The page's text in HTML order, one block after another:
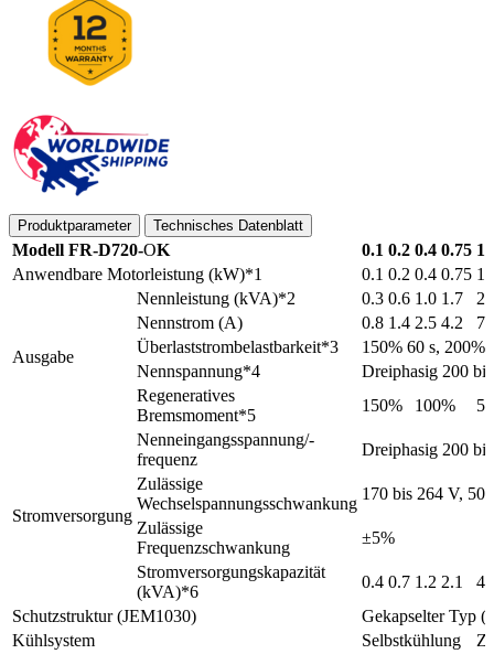
Produktparameter Technisches Datenblatt
Modell FR-D720-OK 0.1 0.2 0.4 0.75
Anwendbare Motorleistung (kW)*1
0.1 0.2 0.4 0.75
Ausgabe
Nennleistung (kVA)*2 0.3 0.6 1.0 1.7
Nennstrom (A)
0.8 1.4 2.5 4.2
Überlaststrombelastbarkeit*3
150% 60 s, 200%
Nennspannung*4
Dreiphasig 200
Regeneratives
Bremsmoment*5
150% 100%
Stromversorgung
Nenneingangsspannung/-
frequenz
Dreiphasig 200
Zulässige
Wechselspannungsschwankung
170 bis 264 V, 50
Zulässige
Frequenzschwankung
±5%
Stromversorgungskapazität
(kVA)*6
0.4 0.7 1.2 2.1
Schutzstruktur (JEM1030)
Gekapselter Typ
Kühlsystem
Selbstkühlung